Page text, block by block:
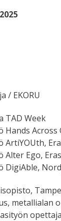
/ EKORU
TAD Week
ArtiYOUth,
Alter Ego,
DigiAble,
metallialan
opettaja